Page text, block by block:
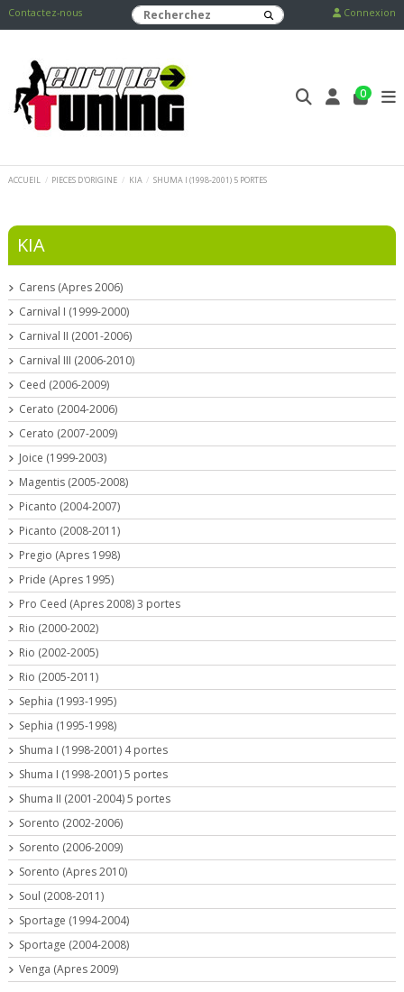
Contactez-nous Connexion
0
ACCUEIL PIECES D'ORIGINE KIA SHUMA I (1998-2001) 5 PORTES
KIA
Carens (Apres 2006)
Carnival I (1999-2000)
Carnival II (2001-2006)
Carnival III (2006-2010)
Ceed (2006-2009)
Cerato (2004-2006)
Cerato (2007-2009)
Joice (1999-2003)
Magentis (2005-2008)
Picanto (2004-2007)
Picanto (2008-2011)
Pregio (Apres 1998)
Pride (Apres 1995)
Pro Ceed (Apres 2008) 3 portes
Rio (2000-2002)
Rio (2002-2005)
Rio (2005-2011)
Sephia (1993-1995)
Sephia (1995-1998)
Shuma I (1998-2001) 4 portes
Shuma I (1998-2001) 5 portes
Shuma II (2001-2004) 5 portes
Sorento (2002-2006)
Sorento (2006-2009)
Sorento (Apres 2010)
Soul (2008-2011)
Sportage (1994-2004)
Sportage (2004-2008)
Venga (Apres 2009)